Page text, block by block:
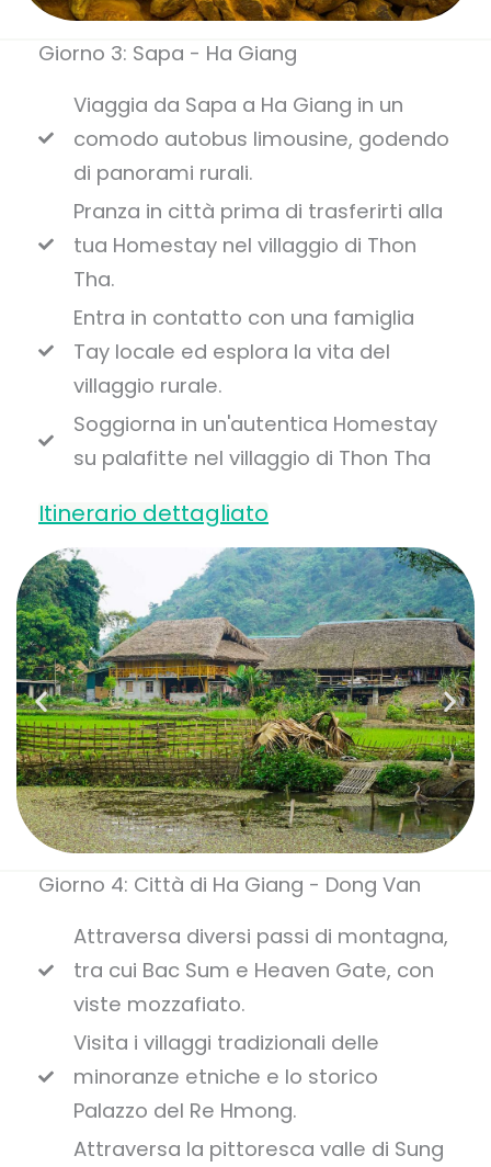
Giorno 3: Sapa - Ha Giang
Viaggia da Sapa a Ha Giang in un
comodo autobus limousine, godendo
di panorami rurali.
Pranza in città prima di trasferirti alla
tua Homestay nel villaggio di Thon
Tha.
Entra in contatto con una famiglia
Tay locale ed esplora la vita del
villaggio rurale.
Soggiorna in un'autentica Homestay
su palafitte nel villaggio di Thon Tha
Itinerario dettagliato
Giorno 4: Città di Ha Giang - Dong Van
Attraversa diversi passi di montagna,
tra cui Bac Sum e Heaven Gate, con
viste mozzafiato.
Visita i villaggi tradizionali delle
minoranze etniche e lo storico
Palazzo del Re Hmong.
Attraversa la pittoresca valle di Sung